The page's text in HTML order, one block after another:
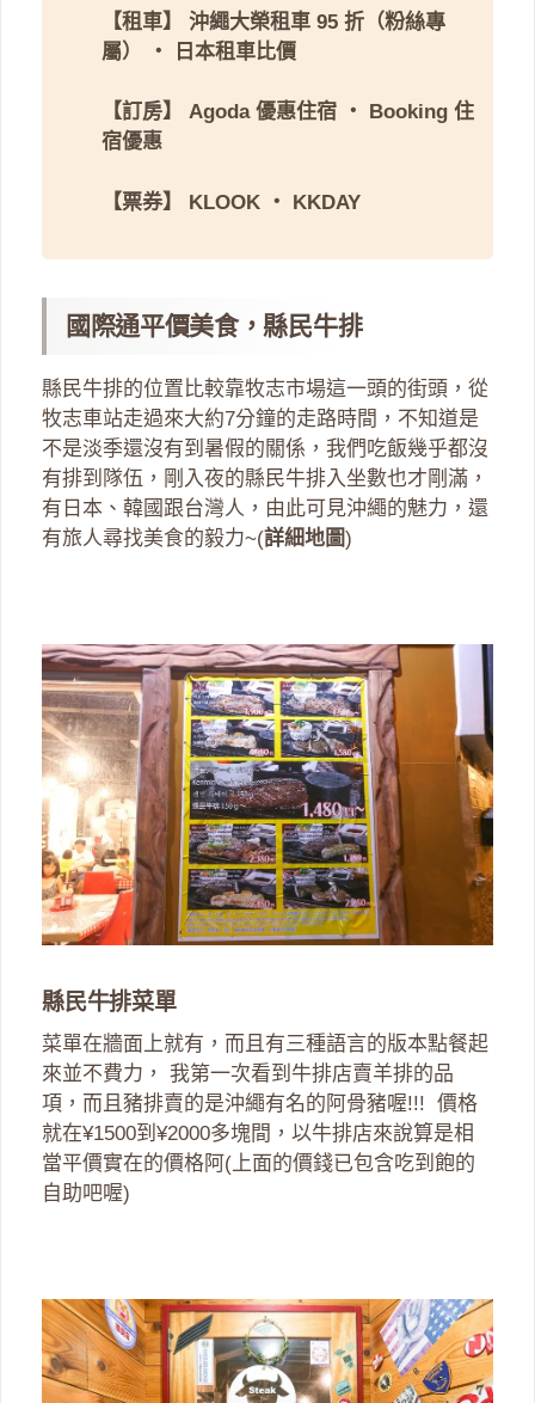
【租車】
沖繩大榮租車 95 折（粉絲專
屬）
・ 日本租車比價
【訂房】 Agoda 優惠住宿 ・
Booking 住
宿優惠
【票券】 KLOOK ・ KKDAY
國際通平價美食，縣民牛排
縣民牛排的位置比較靠牧志市場這一頭的街頭，從
牧志車站走過來大約7分鐘的走路時間，不知道是
不是淡季還沒有到暑假的關係，我們吃飯幾乎都沒
有排到隊伍，剛入夜的縣民牛排入坐數也才剛滿，
有日本、韓國跟台灣人，由此可見沖繩的魅力，還
有旅人尋找美食的毅力~(詳細地圖)
縣民牛排菜單
菜單在牆面上就有，而且有三種語言的版本點餐起
來並不費力， 我第一次看到牛排店賣羊排的品
項，而且豬排賣的是沖繩有名的阿骨豬喔!!! 價格
就在¥1500到¥2000多塊間，以牛排店來說算是相
當平價實在的價格阿(上面的價錢已包含吃到飽的
自助吧喔)